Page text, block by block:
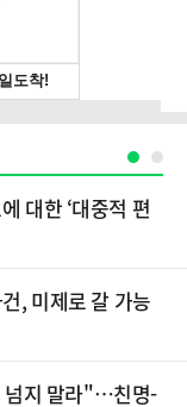
대한 ‘대중적 편
, 미제로 갈 가능
넘지 말라"…친명-